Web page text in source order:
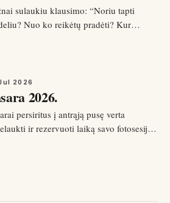
sulaukiu klausimo: “Noriu tapti
Nuo ko reikėtų pradėti? Kur
nuotraukų ar sekėjų skaičiaus
tinkluose prasideda…
2026
2026.
persiritus į antrąją pusę verta
ir rezervuoti laiką savo fotosesijai